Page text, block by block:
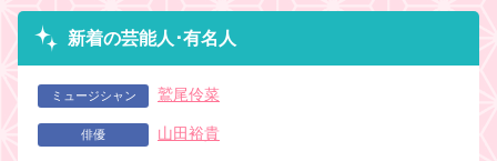
新着の芸能人･有名人
ミュージシャン 鷲尾伶菜
俳優 山田裕貴